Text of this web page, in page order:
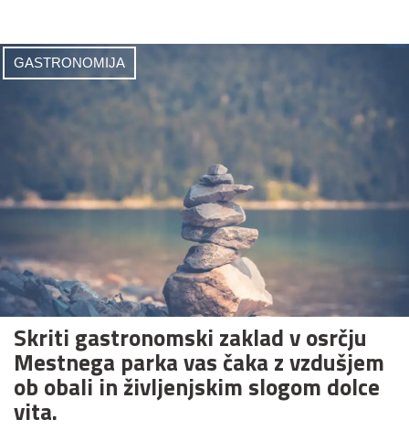
GASTRONOMIJA
Skriti gastronomski zaklad v osrčju
Mestnega parka vas čaka z vzdušjem
ob obali in življenjskim slogom dolce
vita.